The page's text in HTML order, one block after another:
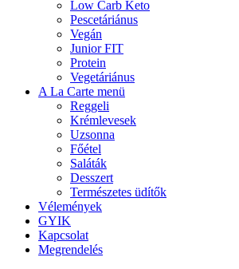
Low Carb Keto
Pescetáriánus
Vegán
Junior FIT
Protein
Vegetáriánus
A La Carte menü
Reggeli
Krémlevesek
Uzsonna
Főétel
Saláták
Desszert
Természetes üdítők
Vélemények
GYIK
Kapcsolat
Megrendelés